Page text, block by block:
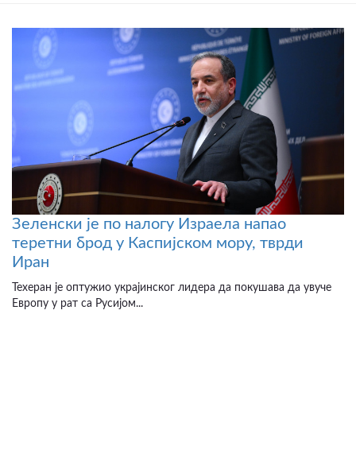
Зеленски је по налогу Израела напао
теретни брод у Каспијском мору, тврди
Иран
Техеран је оптужио украјинског лидера да покушава да увуче
Европу у рат са Русијом...